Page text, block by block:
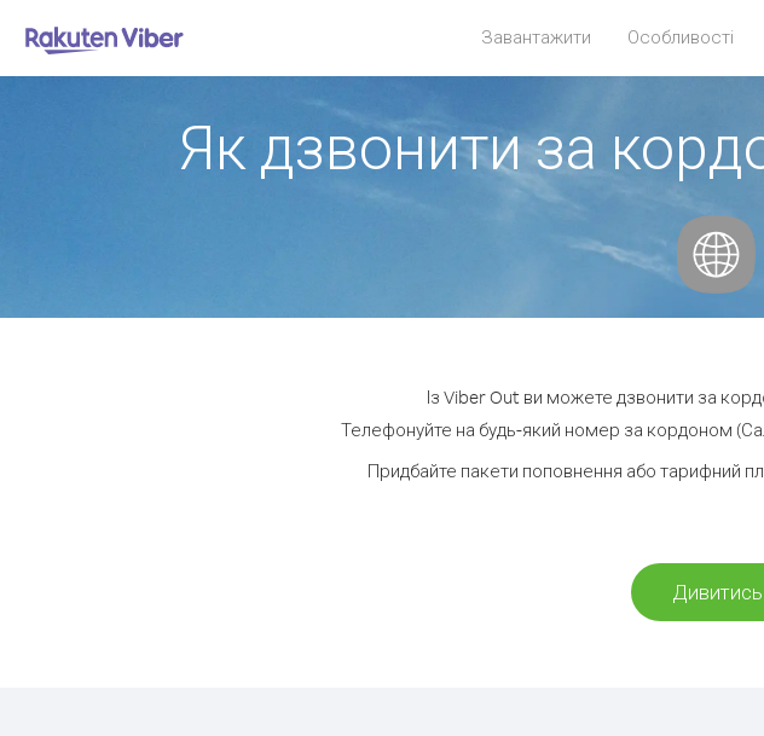
Завантажити Особливості
Як дзвонити за
Із Viber Out ви можете дзвонити за
Телефонуйте на будь-який номер за кордоном
Придбайте пакети поповнення або тарифний